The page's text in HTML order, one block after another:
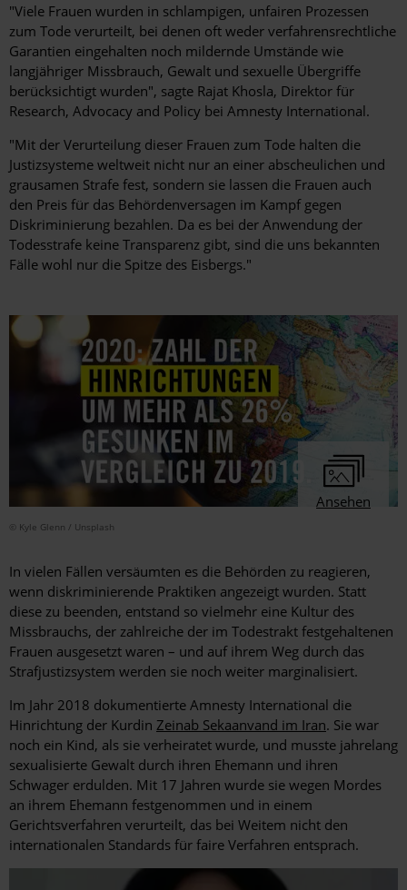
"Viele Frauen wurden in schlampigen, unfairen Prozessen
zum Tode verurteilt, bei denen oft weder verfahrensrechtliche
Garantien eingehalten noch mildernde Umstände wie
langjähriger Missbrauch, Gewalt und sexuelle Übergriffe
berücksichtigt wurden", sagte Rajat Khosla, Direktor für
Research, Advocacy and Policy bei Amnesty International.
"Mit der Verurteilung dieser Frauen zum Tode halten die
Justizsysteme weltweit nicht nur an einer abscheulichen und
grausamen Strafe fest, sondern sie lassen die Frauen auch
den Preis für das Behördenversagen im Kampf gegen
Diskriminierung bezahlen. Da es bei der Anwendung der
Todesstrafe keine Transparenz gibt, sind die uns bekannten
Fälle wohl nur die Spitze des Eisbergs."
Ansehen
© Kyle Glenn / Unsplash
In vielen Fällen versäumten es die Behörden zu reagieren,
wenn diskriminierende Praktiken angezeigt wurden. Statt
diese zu beenden, entstand so vielmehr eine Kultur des
Missbrauchs, der zahlreiche der im Todestrakt festgehaltenen
Frauen ausgesetzt waren – und auf ihrem Weg durch das
Strafjustizsystem werden sie noch weiter marginalisiert.
Im Jahr 2018 dokumentierte Amnesty International die
Hinrichtung der Kurdin Zeinab Sekaanvand im Iran. Sie war
noch ein Kind, als sie verheiratet wurde, und musste jahrelang
sexualisierte Gewalt durch ihren Ehemann und ihren
Schwager erdulden. Mit 17 Jahren wurde sie wegen Mordes
an ihrem Ehemann festgenommen und in einem
Gerichtsverfahren verurteilt, das bei Weitem nicht den
internationalen Standards für faire Verfahren entsprach.